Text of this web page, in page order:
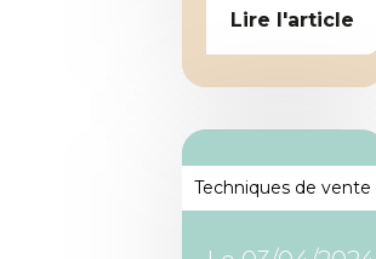
Lire l'article
Techniques de vente